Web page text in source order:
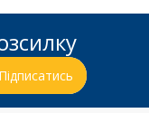
новин:
Підписатись